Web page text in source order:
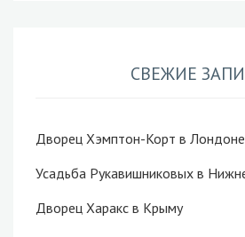
СВЕЖИЕ
Дворец Хэмптон-Корт в Лондоне
Усадьба Рукавишниковых в
Дворец Харакс в Крыму